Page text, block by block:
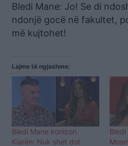
Bledi Mane: Jo! Se di
ndonjë gocë në fakultet,
më kujtohet!
Lajme të ngjashme:
Bledi Mane ironizon
Kiarën: Nuk shet dot
Bledi